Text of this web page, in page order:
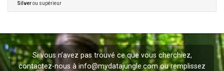
Silverou supérieur
Si vous n’avez pas trouvé ce que vous cherchiez,
contactez-nous à info@mydatajungle.comou remplissez